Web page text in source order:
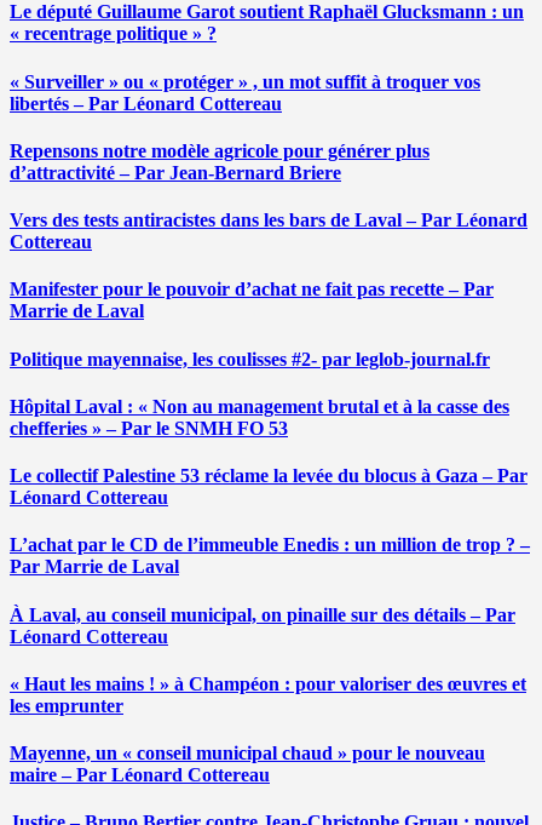
Le député Guillaume Garot soutient Raphaël Glucksmann : un
« recentrage politique » ?
« Surveiller » ou « protéger » , un mot suffit à troquer vos
libertés – Par Léonard Cottereau
Repensons notre modèle agricole pour générer plus
d’attractivité – Par Jean-Bernard Briere
Vers des tests antiracistes dans les bars de Laval – Par Léonard
Cottereau
Manifester pour le pouvoir d’achat ne fait pas recette – Par
Marrie de Laval
Politique mayennaise, les coulisses #2- par leglob-journal.fr
Hôpital Laval : « Non au management brutal et à la casse des
chefferies » – Par le SNMH FO 53
Le collectif Palestine 53 réclame la levée du blocus à Gaza – Par
Léonard Cottereau
L’achat par le CD de l’immeuble Enedis : un million de trop ? –
Par Marrie de Laval
À Laval, au conseil municipal, on pinaille sur des détails – Par
Léonard Cottereau
« Haut les mains ! » à Champéon : pour valoriser des œuvres et
les emprunter
Mayenne, un « conseil municipal chaud » pour le nouveau
maire – Par Léonard Cottereau